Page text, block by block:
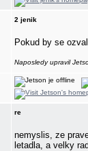
2 jenik
Pokud by se
Naposledy upravil
re
nemyslis, ze
letadla, a velky